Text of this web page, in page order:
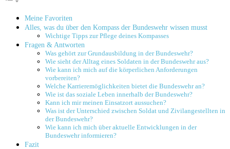
Meine Favoriten
Alles, was du über den Kompass der Bundeswehr wissen musst
Wichtige Tipps zur Pflege deines Kompasses
Fragen & Antworten
Was gehört zur Grundausbildung in der Bundeswehr?
Wie sieht der Alltag eines Soldaten in der Bundeswehr aus?
Wie kann ich mich auf die körperlichen Anforderungen
vorbereiten?
Welche Karrieremöglichkeiten bietet die Bundeswehr an?
Wie ist das soziale Leben innerhalb der Bundeswehr?
Kann ich mir meinen Einsatzort aussuchen?
Was ist der Unterschied zwischen Soldat und Zivilangestellten in
der Bundeswehr?
Wie kann ich mich über aktuelle Entwicklungen in der
Bundeswehr informieren?
Fazit